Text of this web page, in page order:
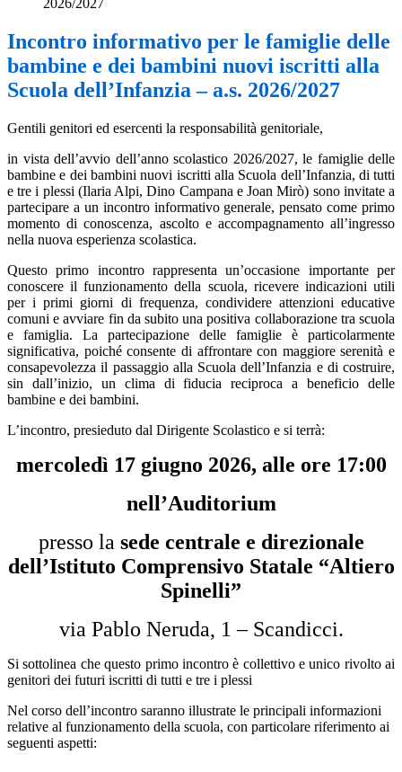
2026/2027
Incontro informativo per le famiglie delle
bambine e dei bambini nuovi iscritti alla
Scuola dell’Infanzia – a.s. 2026/2027
Gentili genitori ed esercenti la responsabilità genitoriale,
in vista dell’avvio dell’anno scolastico 2026/2027, le famiglie delle
bambine e dei bambini nuovi iscritti alla Scuola dell’Infanzia, di tutti
e tre i plessi (Ilaria Alpi, Dino Campana e Joan Mirò) sono invitate a
partecipare a un incontro informativo generale, pensato come primo
momento di conoscenza, ascolto e accompagnamento all’ingresso
nella nuova esperienza scolastica.
Questo primo incontro rappresenta un’occasione importante per
conoscere il funzionamento della scuola, ricevere indicazioni utili
per i primi giorni di frequenza, condividere attenzioni educative
comuni e avviare fin da subito una positiva collaborazione tra scuola
e famiglia. La partecipazione delle famiglie è particolarmente
significativa, poiché consente di affrontare con maggiore serenità e
consapevolezza il passaggio alla Scuola dell’Infanzia e di costruire,
sin dall’inizio, un clima di fiducia reciproca a beneficio delle
bambine e dei bambini.
L’incontro, presieduto dal Dirigente Scolastico e si terrà:
mercoledì 17 giugno 2026, alle ore 17:00
nell’Auditorium
presso la sede centrale e direzionale
dell’Istituto Comprensivo Statale “Altiero
Spinelli”
via Pablo Neruda, 1 – Scandicci.
Si sottolinea che questo primo incontro è collettivo e unico rivolto ai
genitori dei futuri iscritti di tutti e tre i plessi
Nel corso dell’incontro saranno illustrate le principali informazioni
relative al funzionamento della scuola, con particolare riferimento ai
seguenti aspetti: